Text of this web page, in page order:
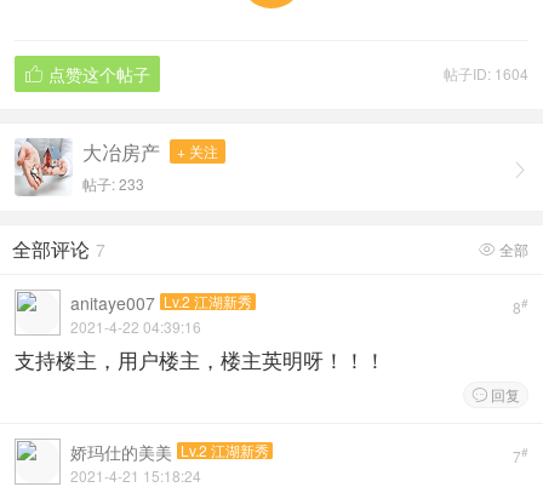
帖子ID: 1604
 点赞这个帖子

大冶房产
+ 关注
帖子: 233
 全部
全部评论 7
8#
anitaye007 Lv.2 江湖新秀
2021-4-22 04:39:16
支持楼主，用户楼主，楼主英明呀！！！
 回复
7#
娇玛仕的美美 Lv.2 江湖新秀
2021-4-21 15:18:24